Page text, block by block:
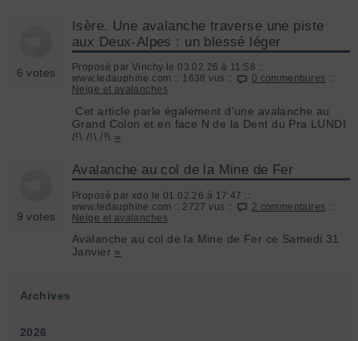
6 votes
Isère. Une avalanche traverse une piste
aux Deux-Alpes : un blessé léger
Proposé par Vinchy le 03.02.26 à 11:58 ::
www.ledauphine.com :: 1638 vus ::
0 commentaires ::
Neige et avalanches
Cet article parle également d'une avalanche au
Grand Colon et en face N de la Dent du Pra LUNDI
/!\ /!\ /!\ »
9 votes
Avalanche au col de la Mine de Fer
Proposé par xdo le 01.02.26 à 17:47 ::
www.ledauphine.com :: 2727 vus ::
2 commentaires ::
Neige et avalanches
Avalanche au col de la Mine de Fer ce Samedi 31
Janvier »
Archives
2026